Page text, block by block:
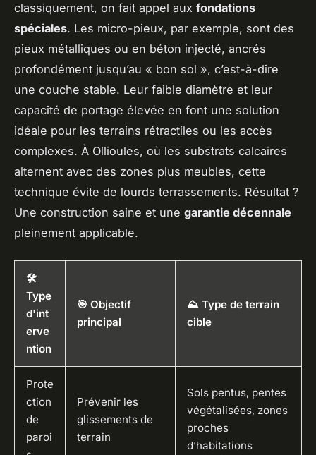
classiquement, on fait appel aux fondations
spéciales. Les micro-pieux, par exemple, sont des
pieux métalliques ou en béton injecté, ancrés
profondément jusqu’au « bon sol », c’est-à-dire
une couche stable. Leur faible diamètre et leur
capacité de portage élevée en font une solution
idéale pour les terrains rétractiles ou les accès
complexes. À Ollioules, où les substrats calcaires
alternent avec des zones plus meubles, cette
technique évite de lourds terrassements. Résultat ?
Une construction saine et une garantie décennale
pleinement applicable.
🛠️
Type
d'int
erve
ntion
🎯 Objectif
principal
⛰️ Type de terrain
cible
Prote
ction
de
paroi
Prévenir les
glissements de
terrain
Sols pentus, pentes
végétalisées, zones
proches
d’habitations